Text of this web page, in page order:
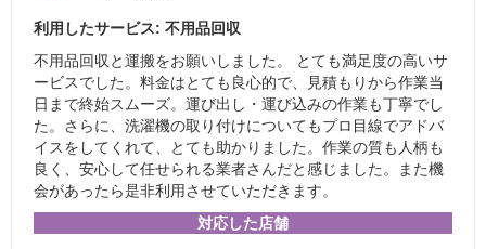
利用したサービス: 不用品回収
不用品回収と運搬をお願いしました。 とても満足度の高いサ
ービスでした。料金はとても良心的で、見積もりから作業当
日まで終始スムーズ。運び出し・運び込みの作業も丁寧でし
た。さらに、洗濯機の取り付けについてもプロ目線でアドバ
イスをしてくれて、とても助かりました。作業の質も人柄も
良く、安心して任せられる業者さんだと感じました。また機
会があったら是非利用させていただきます。
対応した店舗